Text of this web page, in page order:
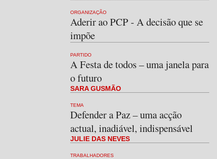
ORGANIZAÇÃO
Aderir ao PCP - A decisão que se
impõe
PARTIDO
A Festa de todos – uma janela para
o futuro
SARA GUSMÃO
TEMA
Defender a Paz – uma acção
actual, inadiável, indispensável
JULIE DAS NEVES
TRABALHADORES